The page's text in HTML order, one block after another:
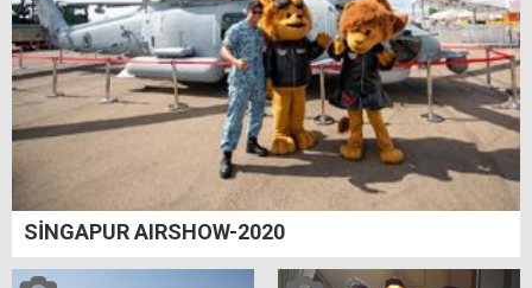
SİNGAPUR AIRSHOW-2020